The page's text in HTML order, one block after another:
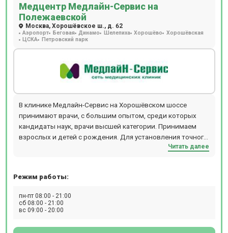
Медцентр Медлайн-Сервис на
Полежаевской
Москва, Хорошёвское ш., д. 62
Аэропорт Беговая Динамо Шелепиха Хорошёво Хорошёвская
ЦСКА Петровский парк
В клинике Медлайн-Сервис на Хорошёвском шоссе
принимают врачи, с большим опытом, среди которых
кандидаты наук, врачи высшей категории. Принимаем
взрослых и детей с рождения. Для установления точного
диагноза есть возможность пройти диагностику: УЗИ, ДС
мониторирование АД, Суточное ЭКГ мониторирование
кольпоскопию, ректороманоскопию, цистоскопию,
эзофагогастродуоденоскопия (ЭФГДС). А также, при
Читать далее
Режим работы:
пн-пт 08:00 - 21:00
сб 08:00 - 21:00
вс 09:00 - 20:00